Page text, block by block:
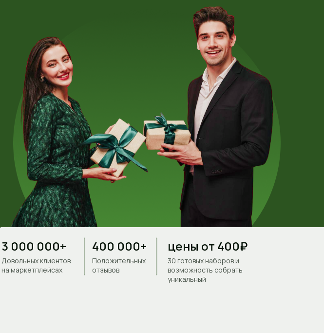
3 000 000+ 400 000+
Довольных клиентов
на маркетплейсах
Положительных
отзывов
цены от 400₽
30 готовых наборов и
возможность собрать
уникальный